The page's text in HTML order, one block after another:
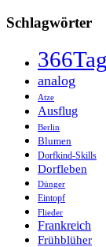
Schlagwörter
analog
Atze
Ausflug
Berlin
Blumen
Dorfkind-Skills
Dorfleben
Dünger
Eintopf
Flieder
Frankreich
Frühblüher